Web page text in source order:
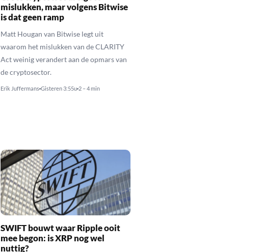
mislukken, maar volgens Bitwise
is dat geen ramp
Matt Hougan van Bitwise legt uit
waarom het mislukken van de CLARITY
Act weinig verandert aan de opmars van
de cryptosector.
Erik Juffermans Gisteren 3:55u 2 – 4 min
SWIFT bouwt waar Ripple ooit
mee begon: is XRP nog wel
nuttig?